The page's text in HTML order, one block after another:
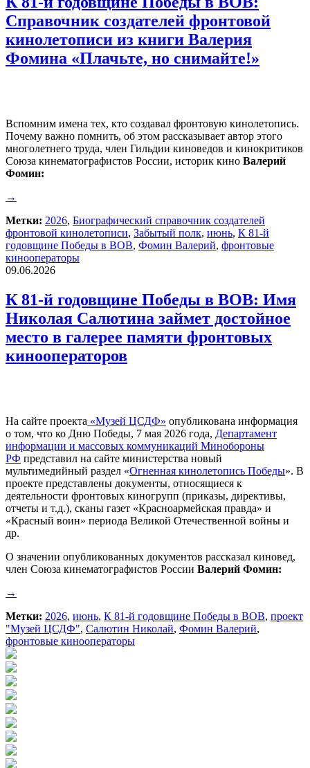
Справочник создателей фронтовой
кинолетописи из книги Валерия
Фомина «Плачьте, но снимайте!»
Вспомним имена тех, кто создавал фронтовую кинолетопись.
Почему важно помнить, об этом рассказывает автор этого
многолетнего труда, член Гильдии киноведов и кинокритиков
Союза кинематографистов России, историк кино Валерий
Фомин:
→
Метки: 2026, Биографический справочник создателей
фронтовой кинолетописи, Забытый полк, июнь, К 81-й
годовщине Победы в ВОВ, Фомин Валерий, фронтовые
кинооператоры
09.06.2026
К 81-й годовщине Победы в ВОВ: Имя
Николая Салютина займет достойное
место в галерее памяти фронтовых
кинооператоров
На сайте проекта «Музей ЦСДФ» опубликована информация
о том, что ко Дню Победы, 7 мая 2026 года, Департамент
информации и массовых коммуникаций Минобороны
РФ представил на сайте министерства новый
мультимедийный раздел «Огненная кинолетопись Победы». В
проекте представлены документы, относящиеся к
деятельности фронтовых киногрупп (приказы, директивы,
отчеты и т.д.), сканы газет «Красноармейская правда» и
«Красный воин» периода Великой Отечественной войны и
др.
О значении опубликованных документов рассказал киновед,
член Союза кинематографистов России Валерий Фомин:
→
Метки: 2026, июнь, К 81-й годовщине Победы в ВОВ, проект
"Музей ЦСДФ", Салютин Николай, Фомин Валерий,
фронтовые кинооператоры